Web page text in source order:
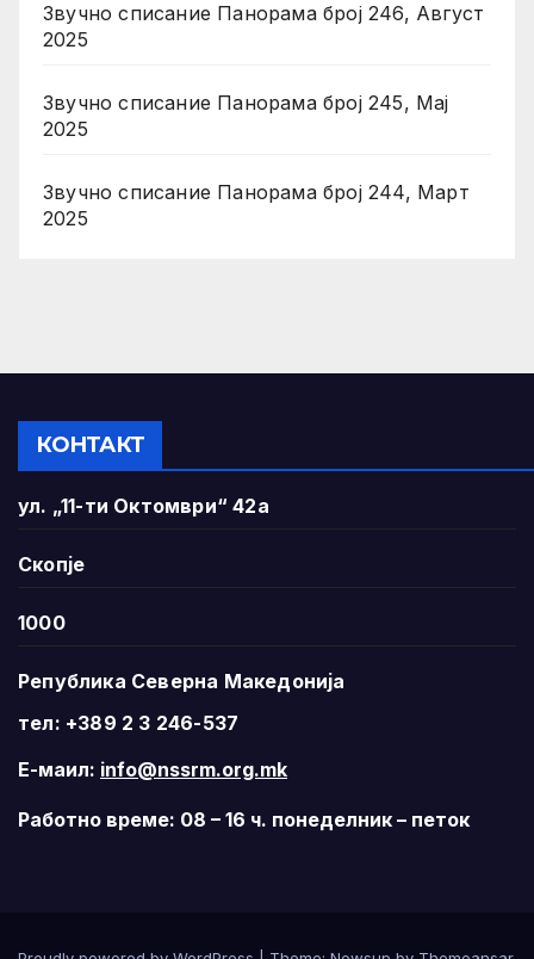
Звучно списание Панорама број 246, Август
2025
Звучно списание Панорама број 245, Мај
2025
Звучно списание Панорама број 244, Март
2025
КОНТАКТ
ул. „11-ти Октомври“ 42а
Скопје
1000
Република Северна Македонија
тел: +389 2 3 246-537
Е-маил: info@nssrm.org.mk
Работно време: 08 – 16 ч. понеделник – петок